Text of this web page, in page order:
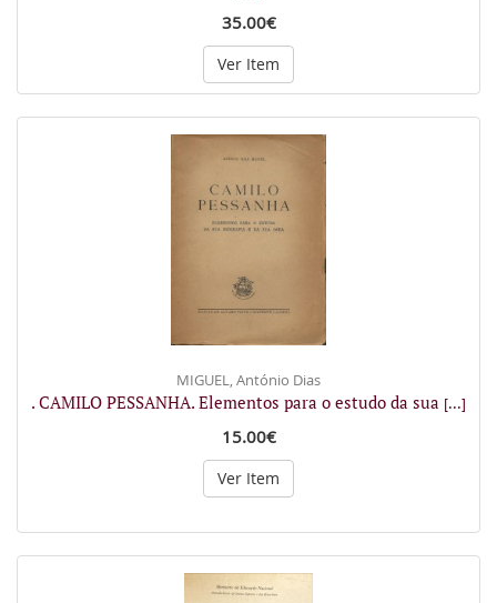
35.00€
Ver Item
MIGUEL, António Dias
. CAMILO PESSANHA. Elementos para o estudo da sua [...]
15.00€
Ver Item